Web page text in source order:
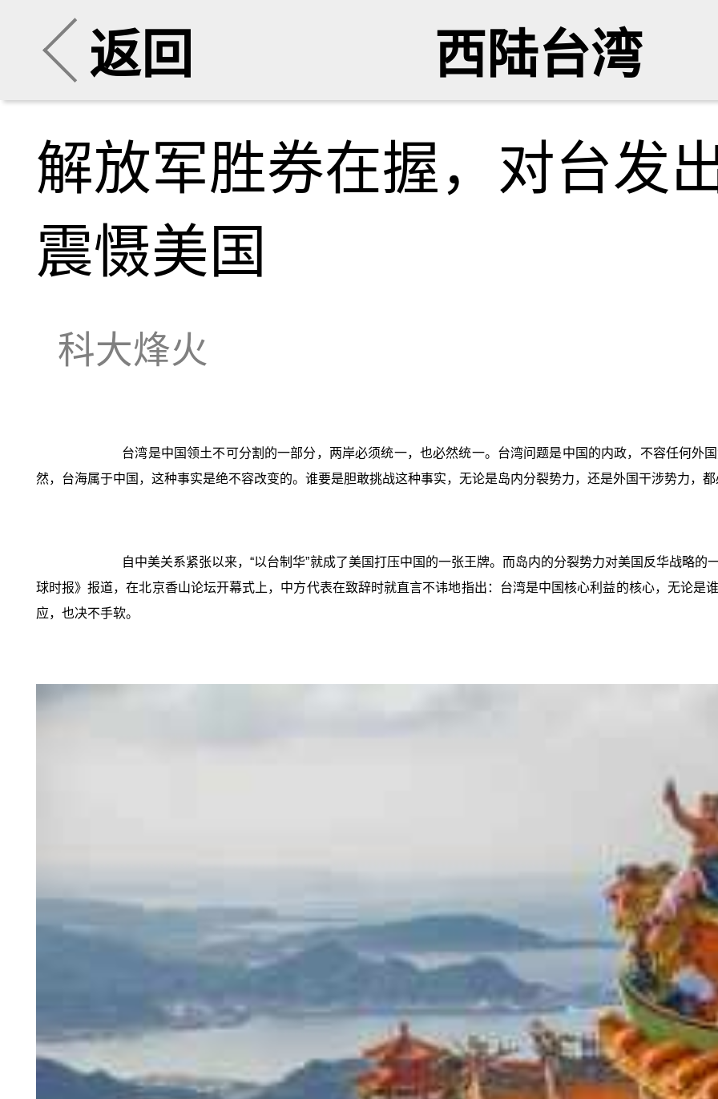
返回 西陆台湾
解放军胜券在握，对台发
震慑美国
科大烽火
台湾是中国领土不可分割的一部分，两岸必须统一，也必然统一。台湾问题是中国的内政，不容任何外
然，台海属于中国，这种事实是绝不容改变的。谁要是胆敢挑战这种事实，无论是岛内分裂势力，还是外国干涉势力，
自中美关系紧张以来，“以台制华”就成了美国打压中国的一张王牌。而岛内的分裂势力对美国反华战略
球时报》报道，在北京香山论坛开幕式上，中方代表在致辞时就直言不讳地指出：台湾是中国核心利益的核心，无论是
应，也决不手软。